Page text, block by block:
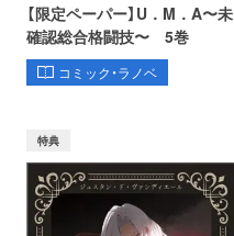
【限定ペーパー】U．M．A〜未
確認総合格闘技〜 5巻
コミック・ラノベ
特典